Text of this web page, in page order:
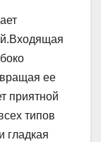
ее
приятной
типов
гладкая